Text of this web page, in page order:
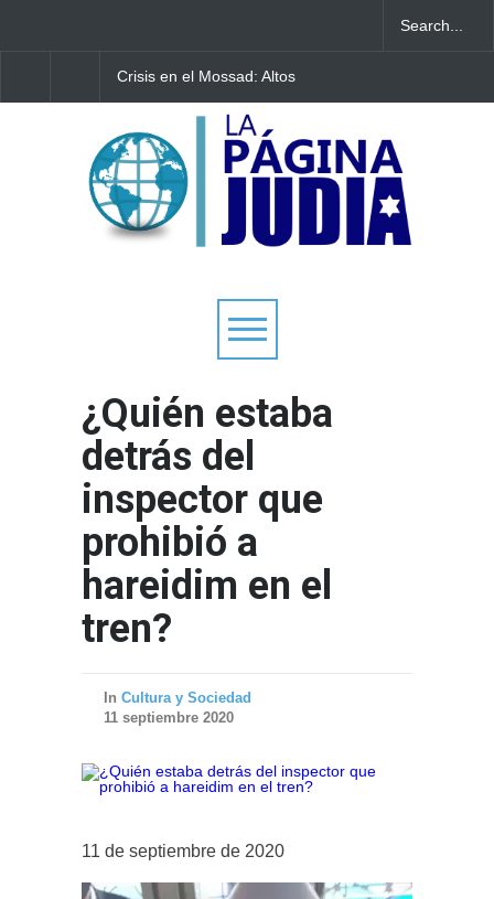
Crisis en el Mossad: Altos
contra el director Roman
Gofman por la
reorganización de Irán
víctimas de un ataque
creciente hostilidad
Europa
¿Quién estaba
detrás del
inspector que
prohibió a
hareidim en el
tren?
In Cultura y Sociedad
11 septiembre 2020
11 de septiembre de 2020